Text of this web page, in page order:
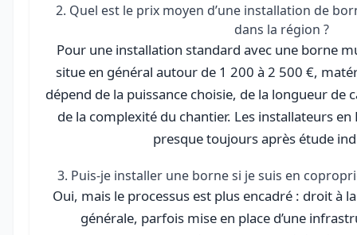
2. Quel est le prix moyen d’une installation de
dans la région ?
Pour une installation standard avec une borne
situe en général autour de 1 200 à 2 500 €,
dépend de la puissance choisie, de la longueur de
de la complexité du chantier. Les installateurs
presque toujours après étude
3. Puis-je installer une borne si je suis en
Oui, mais le processus est plus encadré : droit à
générale, parfois mise en place d’une